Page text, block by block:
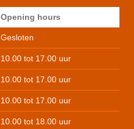
Opening hours
Gesloten
10.00 tot 17.00 uur
10.00 tot 17.00 uur
10.00 tot 17.00 uur
10.00 tot 18.00 uur